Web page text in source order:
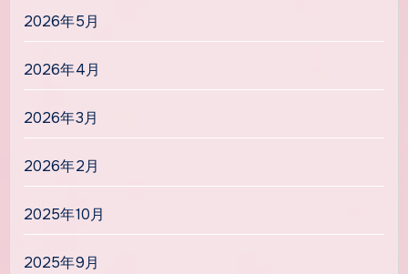
2026年5月
2026年4月
2026年3月
2026年2月
2025年10月
2025年9月